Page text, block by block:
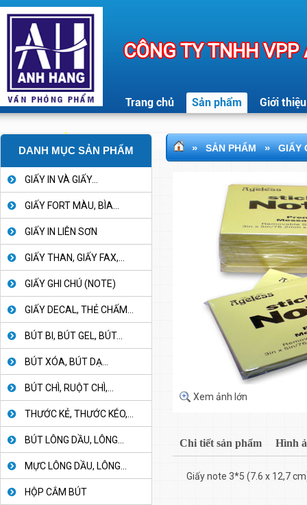
CÔNG TY TNHH
Trang chủ Sản phẩm Giới thiệu
DANH MỤC SẢN PHẨM
GIẤY IN VÀ GIẤY...
GIẤY FORT MÀU, BÌA...
GIẤY IN LIÊN SƠN
GIẤY THAN, GIẤY FAX,...
GIẤY GHI CHÚ (NOTE)
GIẤY DECAL, THẺ CHẤM...
BÚT BI, BÚT GEL, BÚT...
BÚT XÓA, BÚT DẠ...
BÚT CHÌ, RUỘT CHÌ,...
THƯỚC KẺ, THƯỚC KÉO,...
BÚT LÔNG DẦU, LÔNG...
MỰC LÔNG DẦU, LÔNG...
HỘP CẮM BÚT
» SẢN PHẨM » GIẤY
Xem ảnh lớn
Chi tiết sản phẩm Hình
Giấy note 3*5 (7.6 x 12,7